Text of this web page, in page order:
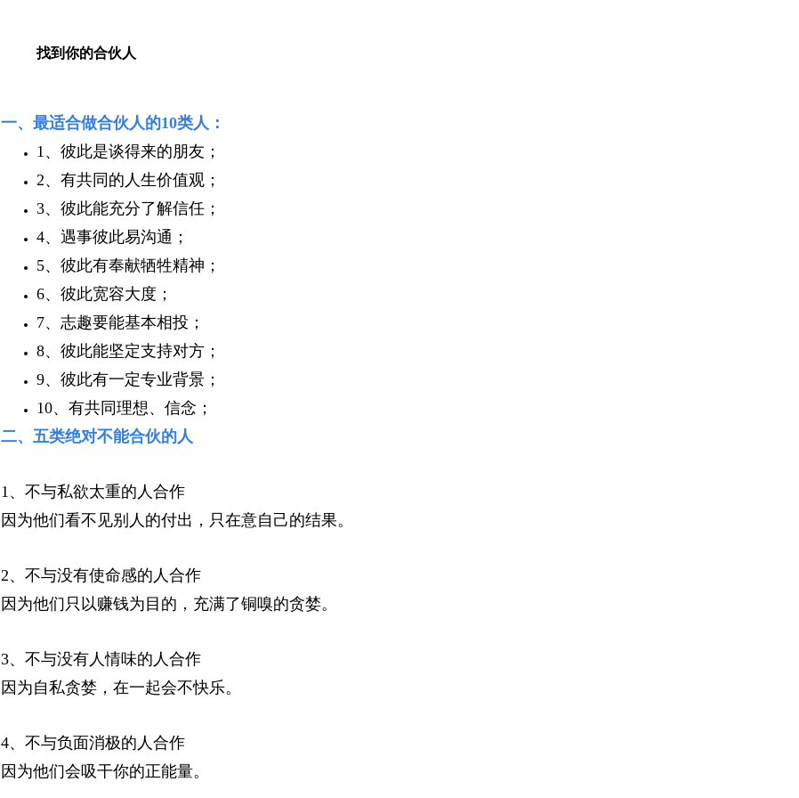
找到你的合伙人
一、最适合做合伙人的10类人：
1、彼此是谈得来的朋友；
2、有共同的人生价值观；
3、彼此能充分了解信任；
4、遇事彼此易沟通；
5、彼此有奉献牺牲精神；
6、彼此宽容大度；
7、志趣要能基本相投；
8、彼此能坚定支持对方；
9、彼此有一定专业背景；
10、有共同理想、信念；
二、五类绝对不能合伙的人
1、不与私欲太重的人合作
因为他们看不见别人的付出，只在意自己的结果。
2、不与没有使命感的人合作
因为他们只以赚钱为目的，充满了铜嗅的贪婪。
3、不与没有人情味的人合作
因为自私贪婪，在一起会不快乐。
4、不与负面消极的人合作
因为他们会吸干你的正能量。